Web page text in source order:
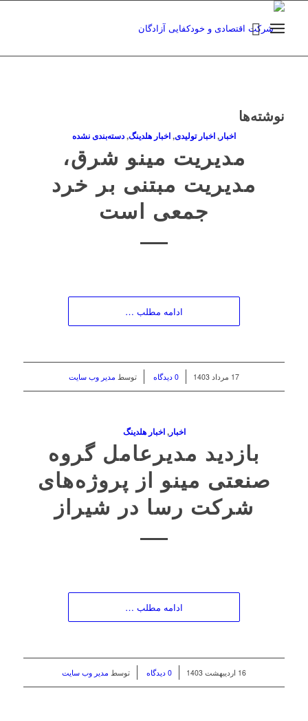
نوشته‌ها
اخبار,اخبار تولیدی,اخبار هلدینگ,دسته‌بندی نشده
مدیریت مینو شرق،
مدیریت مبتنی بر خرد
جمعی است
ادامه مطلب …
17 مرداد 1403 0 دیدگاه توسط مدیر وب سایت
اخبار,اخبار هلدینگ
بازدید مدیرعامل گروه
صنعتی مینو از پروژه‌های
شرکت رسا در شیراز
ادامه مطلب …
16 اردیبهشت 1403 / 0 دیدگاه توسط مدیر وب سایت